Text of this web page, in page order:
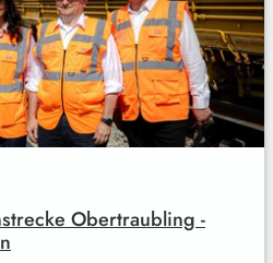
Obertraubling -